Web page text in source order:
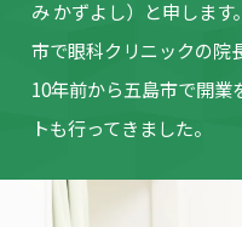
み かずよし） と申しま
市で眼科クリニックの院
10年前から五島市で開業
トも行ってきました。